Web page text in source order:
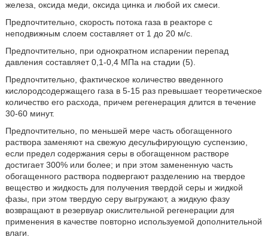
железа, оксида меди, оксида цинка и любой их смеси.
Предпочтительно, скорость потока газа в реакторе с
неподвижным слоем составляет от 1 до 20 м/с.
Предпочтительно, при однократном испарении перепад
давления составляет 0,1-0,4 МПа на стадии (5).
Предпочтительно, фактическое количество введенного
кислородсодержащего газа в 5-15 раз превышает теоретическое
количество его расхода, причем регенерация длится в течение
30-60 минут.
Предпочтительно, по меньшей мере часть обогащенного
раствора заменяют на свежую десульфирующую суспензию,
если предел содержания серы в обогащенном растворе
достигает 300% или более; и при этом замененную часть
обогащенного раствора подвергают разделению на твердое
вещество и жидкость для получения твердой серы и жидкой
фазы, при этом твердую серу выгружают, а жидкую фазу
возвращают в резервуар окислительной регенерации для
применения в качестве повторно используемой дополнительной
влаги.